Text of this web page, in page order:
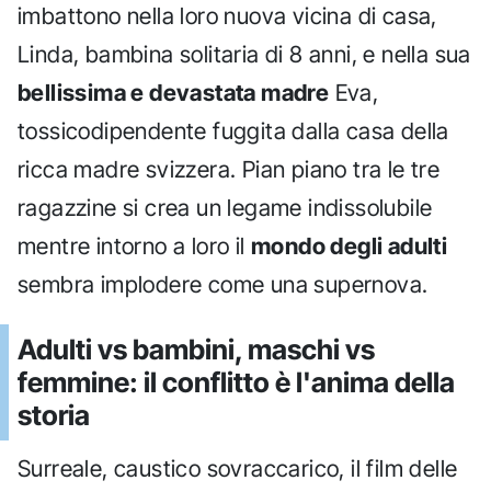
imbattono nella loro nuova vicina di casa,
Linda, bambina solitaria di 8 anni, e nella sua
bellissima e devastata madre Eva,
tossicodipendente fuggita dalla casa della
ricca madre svizzera. Pian piano tra le tre
ragazzine si crea un legame indissolubile
mentre intorno a loro il mondo degli adulti
sembra implodere come una supernova.
Adulti vs bambini, maschi vs
femmine: il conflitto è l'anima della
storia
Surreale, caustico sovraccarico, il film delle